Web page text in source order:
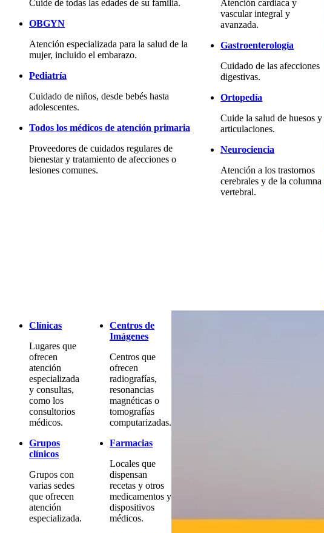
Cuide de todas las edades de su familia.
OBGYN
Atención especializada para la salud de la
mujer, incluido el embarazo.
Pediatría
Cuidado de niños, desde bebés hasta
adolescentes.
Todos los médicos de atención primaria
Proveedores de cuidados regulares de
bienestar y tratamiento de afecciones o
lesiones comunes.
Atención cardiaca y
vascular integral y
avanzada.
Gastroenterología
Cuidado de las afecciones
digestivas.
Ortopedía
Cuide la salud de huesos y
articulaciones.
Neurociencia
Atención a los trastornos
cerebrales y de la columna
vertebral.
Clínicas
Lugares que
ofrecen
atención
especializada
y consultas,
como los
consultorios
médicos.
Grupos
clínicos
Grupos con
varias sedes
que ofrecen
atención
especializada.
Centros de
Imágenes
Centros que
ofrecen
radiografías,
resonancias
magnéticas o
tomografías
computarizadas.
Farmacias
Locales que
dispensan
recetas y otros
medicamentos y
dispositivos
médicos.